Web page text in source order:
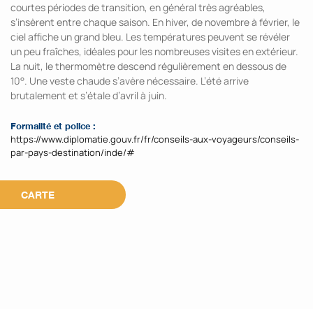
courtes périodes de transition, en général très agréables,
s’insèrent entre chaque saison. En hiver, de novembre à février, le
ciel affiche un grand bleu. Les températures peuvent se révéler
un peu fraîches, idéales pour les nombreuses visites en extérieur.
La nuit, le thermomètre descend régulièrement en dessous de
10°. Une veste chaude s’avère nécessaire. L’été arrive
brutalement et s’étale d’avril à juin.
Formalité et police :
https://www.diplomatie.gouv.fr/fr/conseils-aux-voyageurs/conseils-
par-pays-destination/inde/#
CARTE